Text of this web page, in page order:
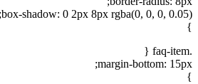
box-shadow: 0 2px 8px rgba(0, 0, 0, 0.05);
}
.faq-item {
margin-bottom: 15px;
}